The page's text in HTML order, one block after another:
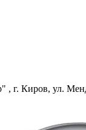
г. Киров, ул.